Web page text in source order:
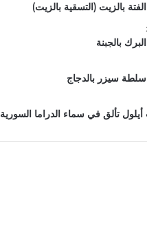
بالزيت (التسقية بالزيت)
بالجبنة
سيزر بالدجاج
تألق في سماء الدراما السورية